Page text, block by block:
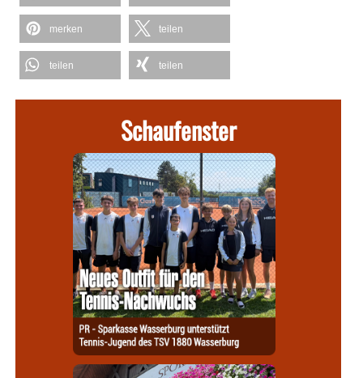
merken teilen
teilen teilen
Schaufenster